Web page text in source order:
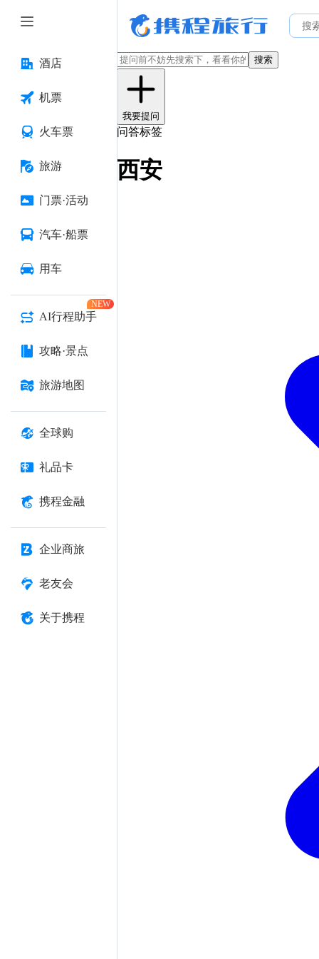
酒店
机票
火车票
旅游
门票·活动
汽车·船票
用车
AI行程助手
NEW
攻略·景点
旅游地图
全球购
礼品卡
携程金融
企业商旅
老友会
关于携程
搜索
我要提问
问答标签
西安